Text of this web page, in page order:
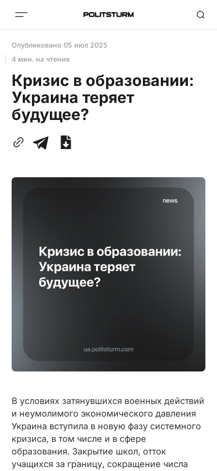
Опубликовано 05 июл 2025
4 мин. на чтение
Кризис в образовании:
Украина теряет
будущее?
В условиях затянувшихся военных действий
и неумолимого экономического давления
Украина вступила в новую фазу системного
кризиса, в том числе и в сфере
образования. Закрытие школ, отток
учащихся за границу, сокращение числа